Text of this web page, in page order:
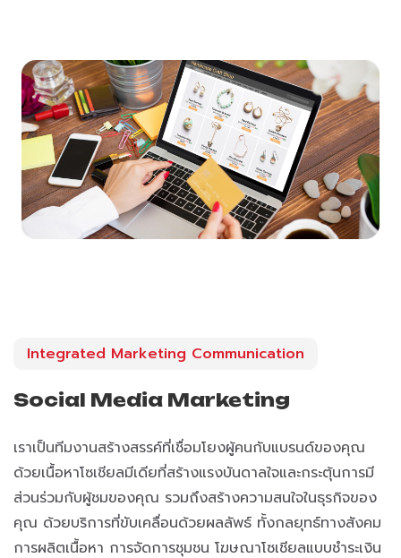
Integrated Marketing Communication
Social Media Marketing
เราเป็นทีมงานสร้างสรรค์ที่เชื่อมโยงผู้คนกับแบรนด์ของคุณ
ด้วยเนื้อหาโซเชียลมีเดียที่สร้างแรงบันดาลใจและกระตุ้นการมี
ส่วนร่วมกับผู้ชมของคุณ รวมถึงสร้างความสนใจในธุรกิจของ
คุณ ด้วยบริการที่ขับเคลื่อนด้วยผลลัพธ์ ทั้งกลยุทธ์ทางสังคม
การผลิตเนื้อหา การจัดการชุมชน โฆษณาโซเชียลแบบชำระเงิน